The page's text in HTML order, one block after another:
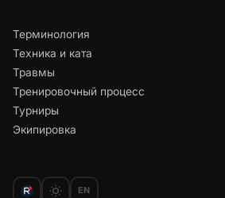
Терминология
Техника и ката
Травмы
Тренировочный процесс
Турниры
Экипировка
EN